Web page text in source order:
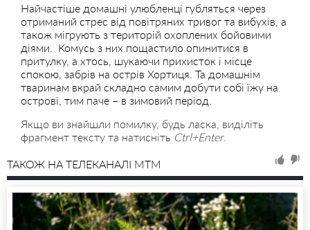
Найчастіше домашні улюбленці губляться через
отриманий стрес від повітряних тривог та вибухів, а
також мігрують з територій охоплених бойовими
діями. Комусь з них пощастило опинитися в
притулку, а хтось, шукаючи прихисток і місце
спокою, забрів на острів Хортиця. Та домашнім
тваринам вкрай складно самим добути собі їжу на
острові, тим паче – в зимовий період.
Якщо ви знайшли помилку, будь ласка, виділіть
фрагмент тексту та натисніть Ctrl+Enter.
ТАКОЖ НА ТЕЛЕКАНАЛІ MTM